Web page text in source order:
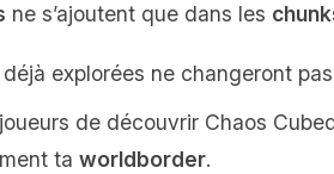
ne s’ajoutent que dans les
explorées ne changeront
de découvrir Chaos
ta worldborder.